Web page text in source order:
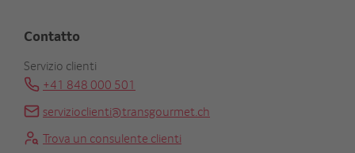
Contatto
Servizio clienti
+41 848 000 501
servizioclienti@transgourmet.ch
Trova un consulente clienti